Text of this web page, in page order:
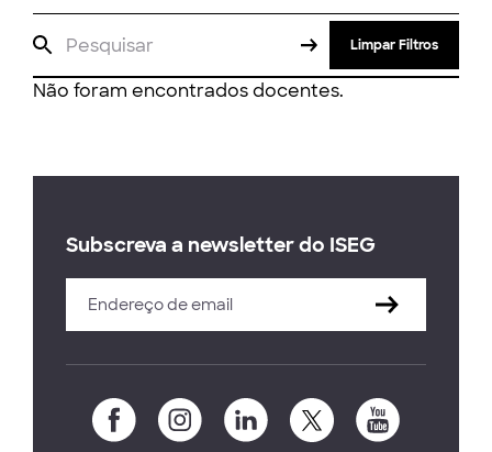
Limpar Filtros
Não foram encontrados docentes.
Subscreva a newsletter do ISEG